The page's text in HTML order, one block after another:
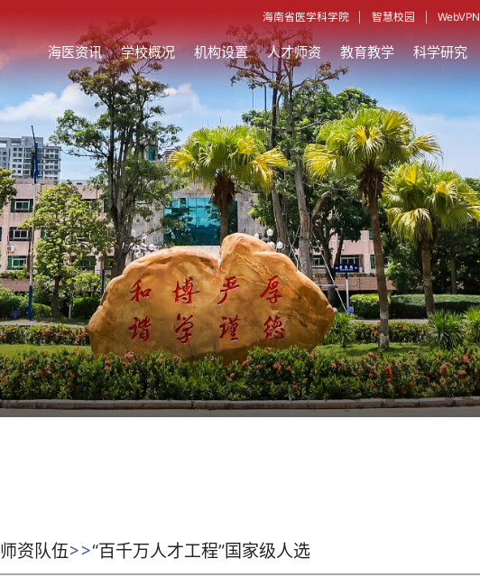
海南省医学科学院 智慧校园 WebVPN
海医资讯 学校概况 机构设置 人才师资 教育教学 科学研究
师资队伍>>“百千万人才工程”国家级人选